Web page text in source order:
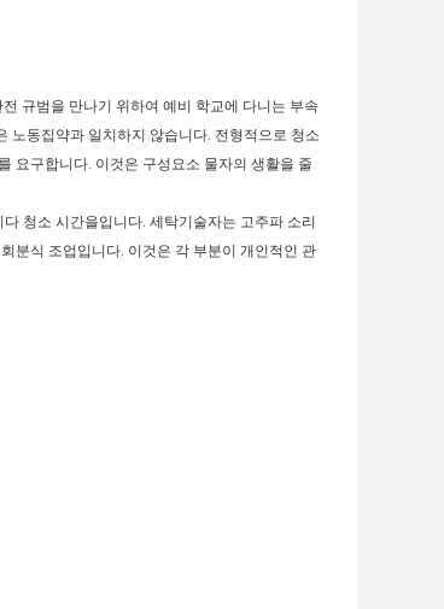
규범을 만나기 위하여 예비 학교에 다니는 부속
노동집약과 일치하지 않습니다. 전형적으로 청소
요구합니다. 이것은 구성요소 물자의 생활을 줄
청소 시간을입니다. 세탁기술자는 고주파 소리
분식 조업입니다. 이것은 각 부분이 개인적인 관